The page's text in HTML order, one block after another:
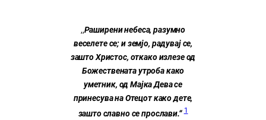
,,Раширени небеса, разумно
веселете се; и земјо, радувај се,
зашто Христос, откако излезе од
Божествената утроба како
уметник, од Мајка Дева се
принесува на Отецот како дете,
зашто славно се прослави.“1